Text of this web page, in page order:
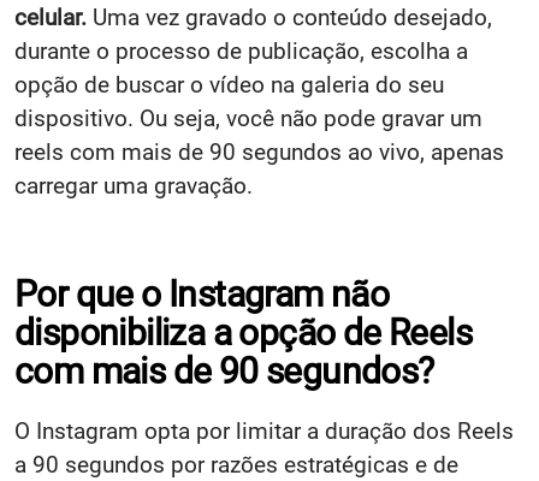
celular. Uma vez gravado o conteúdo desejado,
durante o processo de publicação, escolha a
opção de buscar o vídeo na galeria do seu
dispositivo. Ou seja, você não pode gravar um
reels com mais de 90 segundos ao vivo, apenas
carregar uma gravação.
Por que o Instagram não
disponibiliza a opção de Reels
com mais de 90 segundos?
O Instagram opta por limitar a duração dos Reels
a 90 segundos por razões estratégicas e de